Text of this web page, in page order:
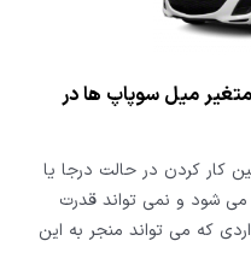
میل سوپاپ ها در
کار کردن در حالت درجا یا
می شود و نمی تواند قدرت
که می تواند منجر به این